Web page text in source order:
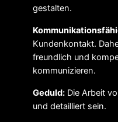
gestalten.
Kundenkontakt.
freundlich und
kommunizieren.
Geduld: Die Arbeit
und detailliert sein.